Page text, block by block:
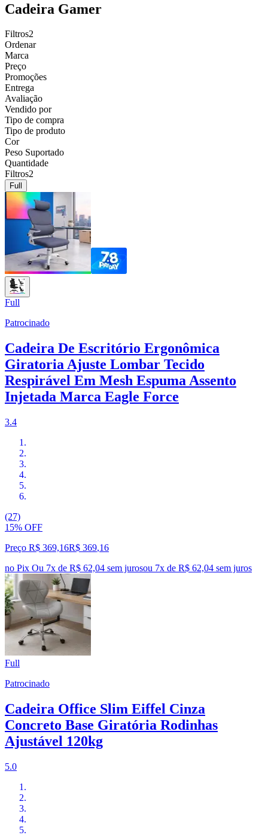
Cadeira Gamer
Filtros2
Ordenar
Marca
Preço
Promoções
Entrega
Avaliação
Vendido por
Tipo de compra
Tipo de produto
Cor
Peso Suportado
Quantidade
Filtros2
Full
Full
Patrocinado
Cadeira De Escritório Ergonômica
Giratoria Ajuste Lombar Tecido
Respirável Em Mesh Espuma Assento
Injetada Marca Eagle Force
3.4
(27)
15% OFF
Preço R$ 369,16R$ 369,16
no Pix Ou 7x de R$ 62,04 sem jurosou 7x de R$ 62,04 sem juros
Full
Patrocinado
Cadeira Office Slim Eiffel Cinza
Concreto Base Giratória Rodinhas
Ajustável 120kg
5.0